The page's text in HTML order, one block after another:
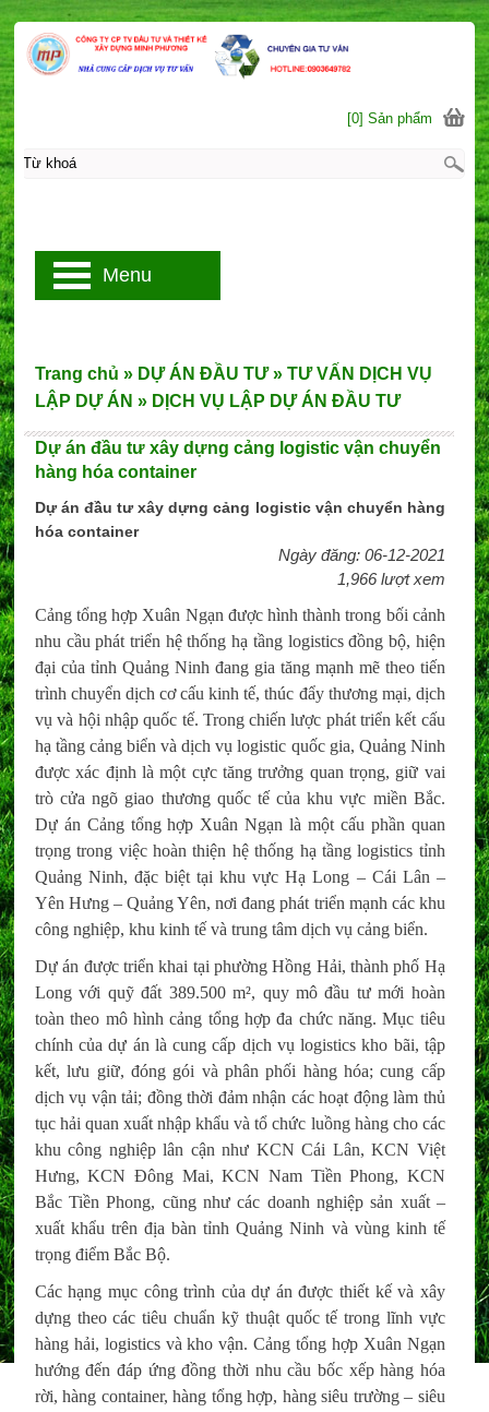
Dự án đầu tư xây dựng cảng logistic vận chuyển
hàng hóa container
Dự án đầu tư xây dựng cảng logistic vận chuyển hàng
hóa container
Ngày đăng: 06-12-2021
1,966 lượt xem
Cảng tổng hợp Xuân Ngạn được hình thành trong bối cảnh
nhu cầu phát triển hệ thống hạ tầng logistics đồng bộ, hiện
đại của tỉnh Quảng Ninh đang gia tăng mạnh mẽ theo tiến
trình chuyển dịch cơ cấu kinh tế, thúc đẩy thương mại, dịch
vụ và hội nhập quốc tế. Trong chiến lược phát triển kết cấu
hạ tầng cảng biển và dịch vụ logistic quốc gia, Quảng Ninh
được xác định là một cực tăng trưởng quan trọng, giữ vai
trò cửa ngõ giao thương quốc tế của khu vực miền Bắc.
Dự án Cảng tổng hợp Xuân Ngạn là một cấu phần quan
trọng trong việc hoàn thiện hệ thống hạ tầng logistics tỉnh
Quảng Ninh, đặc biệt tại khu vực Hạ Long – Cái Lân –
Yên Hưng – Quảng Yên, nơi đang phát triển mạnh các khu
công nghiệp, khu kinh tế và trung tâm dịch vụ cảng biển.
Dự án được triển khai tại phường Hồng Hải, thành phố Hạ
Long với quỹ đất 389.500 m², quy mô đầu tư mới hoàn
toàn theo mô hình cảng tổng hợp đa chức năng. Mục tiêu
chính của dự án là cung cấp dịch vụ logistics kho bãi, tập
kết, lưu giữ, đóng gói và phân phối hàng hóa; cung cấp
dịch vụ vận tải; đồng thời đảm nhận các hoạt động làm thủ
tục hải quan xuất nhập khẩu và tổ chức luồng hàng cho các
khu công nghiệp lân cận như KCN Cái Lân, KCN Việt
Hưng, KCN Đông Mai, KCN Nam Tiền Phong, KCN
Bắc Tiền Phong, cũng như các doanh nghiệp sản xuất –
xuất khẩu trên địa bàn tỉnh Quảng Ninh và vùng kinh tế
trọng điểm Bắc Bộ.
Các hạng mục công trình của dự án được thiết kế và xây
dựng theo các tiêu chuẩn kỹ thuật quốc tế trong lĩnh vực
hàng hải, logistics và kho vận. Cảng tổng hợp Xuân Ngạn
hướng đến đáp ứng đồng thời nhu cầu bốc xếp hàng hóa
rời, hàng container, hàng tổng hợp, hàng siêu trường – siêu
Trang chủ » DỰ ÁN ĐẦU TƯ » TƯ VẤN DỊCH VỤ
LẬP DỰ ÁN » DỊCH VỤ LẬP DỰ ÁN ĐẦU TƯ
[0] Sản phẩm
Menu